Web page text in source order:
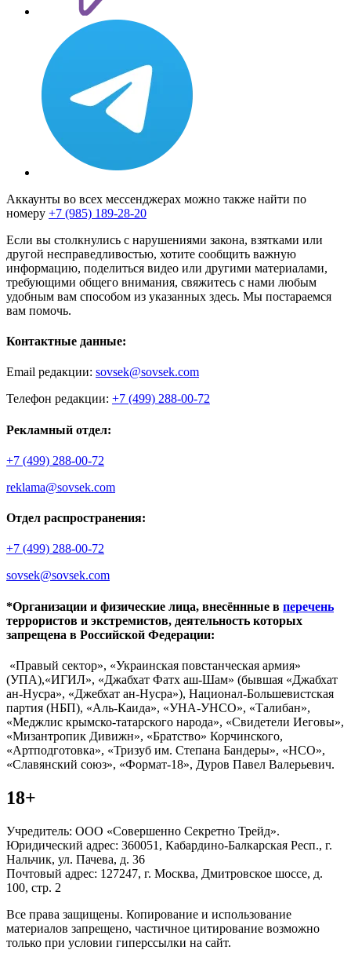
Аккаунты во всех мессенджерах можно также найти по
номеру +7 (985) 189-28-20
Если вы столкнулись с нарушениями закона, взятками или
другой несправедливостью, хотите сообщить важную
информацию, поделиться видео или другими материалами,
требующими общего внимания, свяжитесь с нами любым
удобным вам способом из указанных здесь. Мы постараемся
вам помочь.
Контактные данные:
Email редакции: sovsek@sovsek.com
Телефон редакции: +7 (499) 288-00-72
Рекламный отдел:
+7 (499) 288-00-72
reklama@sovsek.com
Отдел распространения:
+7 (499) 288-00-72
sovsek@sovsek.com
*Организации и физические лица, внесённные в перечень
террористов и экстремистов, деятельность которых
запрещена в Российской Федерации:
«Правый сектор», «Украинская повстанческая армия»
(УПА),«ИГИЛ», «Джабхат Фатх аш-Шам» (бывшая «Джабхат
ан-Нусра», «Джебхат ан-Нусра»), Национал-Большевистская
партия (НБП), «Аль-Каида», «УНА-УНСО», «Талибан»,
«Меджлис крымско-татарского народа», «Свидетели Иеговы»,
«Мизантропик Дивижн», «Братство» Корчинского,
«Артподготовка», «Тризуб им. Степана Бандеры», «НСО»,
«Славянский союз», «Формат-18», Дуров Павел Валерьевич.
18+
Учредитель: ООО «Совершенно Секретно Трейд».
Юридический адрес: 360051, Кабардино-Балкарская Респ., г.
Нальчик, ул. Пачева, д. 36
Почтовый адрес: 127247, г. Москва, Дмитровское шоссе, д.
100, стр. 2
Все права защищены. Копирование и использование
материалов запрещено, частичное цитирование возможно
только при условии гиперссылки на сайт.